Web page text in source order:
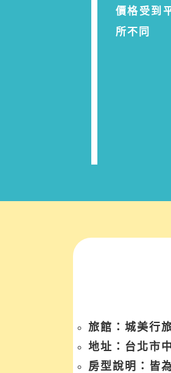
價格受到
所不同
旅館：城美行
地址：台北市
房型說明：皆